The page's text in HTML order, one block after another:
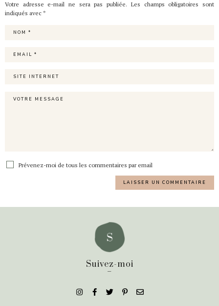
Votre adresse e-mail ne sera pas publiée. Les champs obligatoires sont
indiqués avec *
Prévenez-moi de tous les commentaires par email
Suivez-moi
_